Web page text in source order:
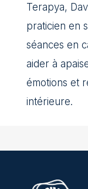
Terapya,
praticien en
séances en
aider à
émotions et
intérieure.